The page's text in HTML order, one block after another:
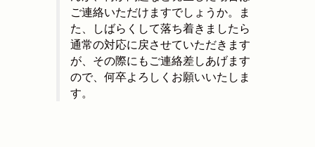
ご連絡いただけますでしょうか。ま
た、しばらくして落ち着きましたら
通常の対応に戻させていただきます
が、その際にもご連絡差しあげます
ので、何卒よろしくお願いいたしま
す。